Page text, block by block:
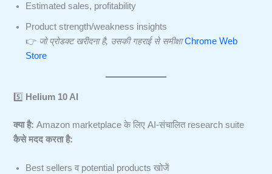
Estimated sales, profitability
Product strength/weakness insights
👉 जो प्रोडक्ट खरीदना है, उसकी गहराई से समीक्षा Chrome Web
Store
5️⃣ Helium 10 AI
क्या है: Amazon marketplace के लिए AI-संचालित research suite
कैसे मदद करता है:
Best sellers व potential products खोजें